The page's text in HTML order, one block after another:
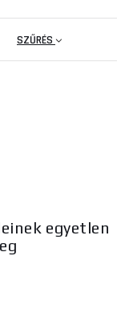
SZŰRÉS
egyetlen